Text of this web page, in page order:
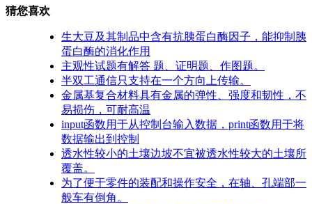
猜您喜欢
生大豆及其制品中含有抗胰蛋白酶因子，能抑制胰
蛋白酶的消化作用
主观性试题有解答 题、证明题、作图题。
半双工通信只支持在一个方向上传输。
金属基复合材料具有金属的弹性、强度和韧性，不
易损伤，可耐高温
input函数用于从控制台输入数据，print函数用于将
数据输出到控制
透水性较小的土壤边坡不宜被透水性较大的土壤所
覆盖。
为了便于零件的装配和操作安全，在轴、孔端部一
般车有倒角。